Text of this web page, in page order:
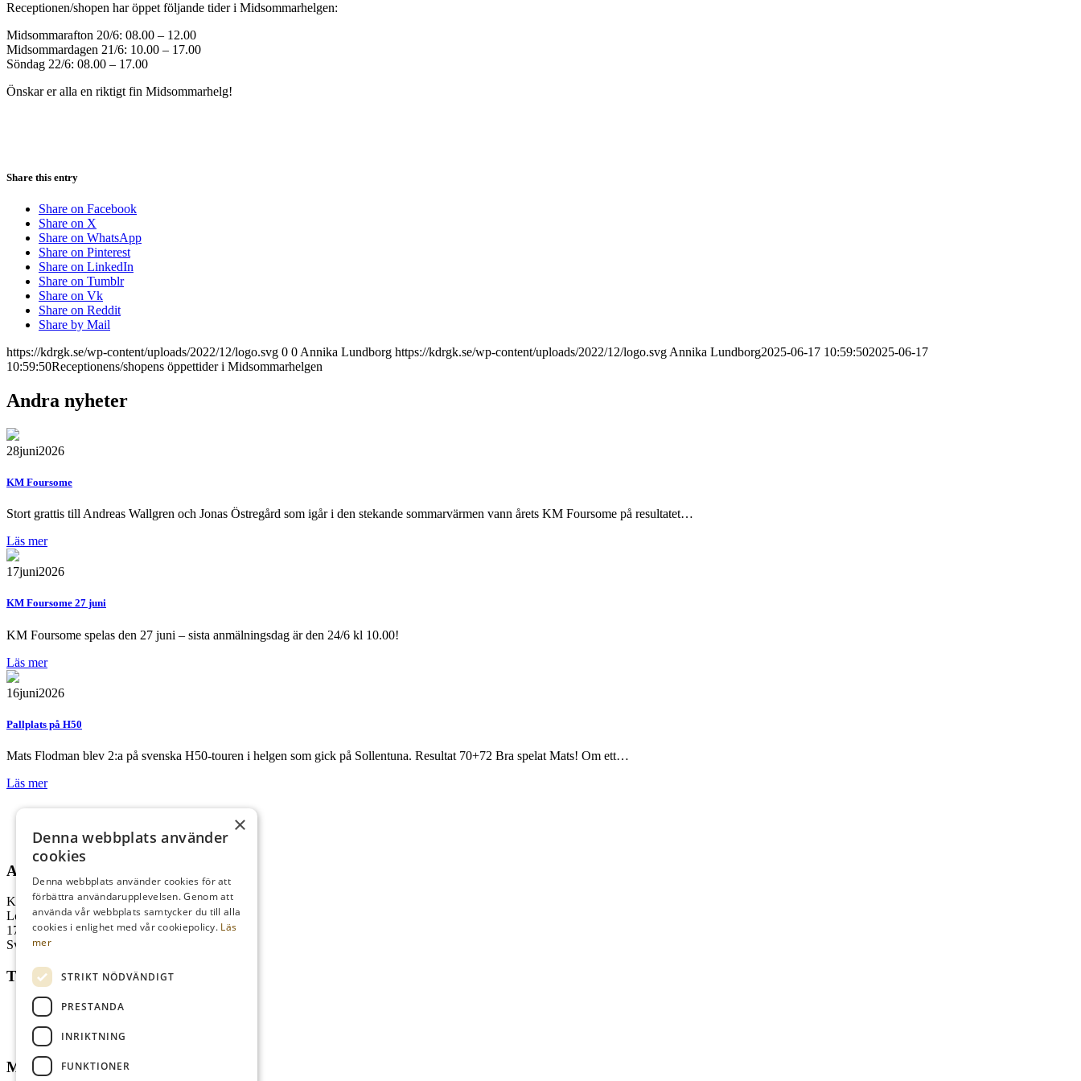
Receptionen/shopen har öppet följande tider i Midsommarhelgen:
Midsommarafton 20/6: 08.00 – 12.00
Midsommardagen 21/6: 10.00 – 17.00
Söndag 22/6: 08.00 – 17.00
Önskar er alla en riktigt fin Midsommarhelg!
Share this entry
Share on Facebook
Share on X
Share on WhatsApp
Share on Pinterest
Share on LinkedIn
Share on Tumblr
Share on Vk
Share on Reddit
Share by Mail
https://kdrgk.se/wp-content/uploads/2022/12/logo.svg 0 0 Annika Lundborg https://kdrgk.se/wp-content/uploads/2022/12/logo.svg Annika Lundborg2025-06-17 10:59:502025-06-17
10:59:50Receptionens/shopens öppettider i Midsommarhelgen
Andra nyheter
28juni2026
KM Foursome
Stort grattis till Andreas Wallgren och Jonas Östregård som igår i den stekande sommarvärmen vann årets KM Foursome på resultatet…
Läs mer
17juni2026
KM Foursome 27 juni
KM Foursome spelas den 27 juni – sista anmälningsdag är den 24/6 kl 10.00!
Läs mer
16juni2026
Pallplats på H50
Mats Flodman blev 2:a på svenska H50-touren i helgen som gick på Sollentuna. Resultat 70+72 Bra spelat Mats! Om ett…
Läs mer
ADRESS
Kungl. Drottningholms GK
Lovö Kyrkallé 1
178 93 Drottningholm
Sverige
TELEFON
Kansli08-759 03 11
Restaurang08-759 07 50
MAIL
×
Denna webbplats använder
cookies
Denna webbplats använder cookies för att
förbättra användarupplevelsen. Genom att
använda vår webbplats samtycker du till alla
cookies i enlighet med vår cookiepolicy. Läs
mer
STRIKT NÖDVÄNDIGT
PRESTANDA
INRIKTNING
FUNKTIONER